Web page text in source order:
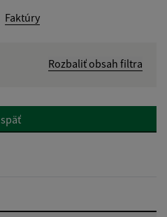
Faktúry
Rozbaliť obsah filtra
späť